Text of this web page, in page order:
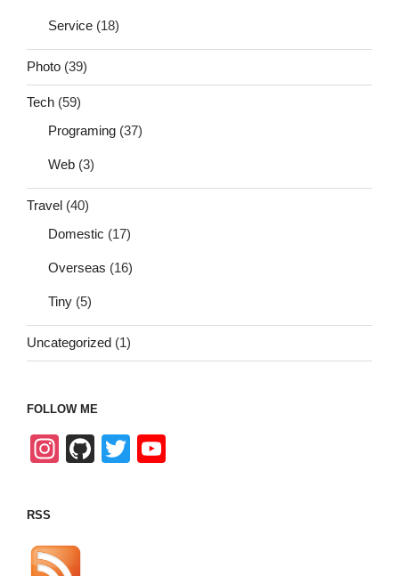
Service (18)
Photo (39)
Tech (59)
Programing (37)
Web (3)
Travel (40)
Domestic (17)
Overseas (16)
Tiny (5)
Uncategorized (1)
FOLLOW ME
In
a
Gi T
RSS